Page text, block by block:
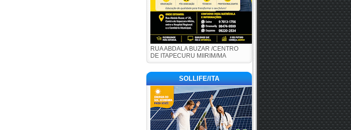
RUA ABDALA BUZAR /CENTRO
DE ITAPECURU MIIRIM/MA
SOLLIFE/ITA